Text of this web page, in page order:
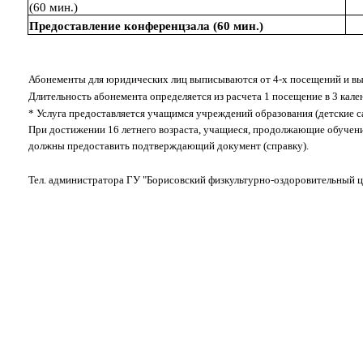
(60 мин.)
Предоставление конференцзала (60 мин.)
Абонементы для юридических лиц выписываются от 4-х посещений и
Длительность абонемента определяется из расчета 1 посещение в 3
* Услуга предоставляется учащимся учреждений образования
При достижении 16 летнего возраста, учащиеся, продолжающие
должны предоставить подтверждающий документ (справку).
Тел. администратора ГУ "Борисовский физкультурно-